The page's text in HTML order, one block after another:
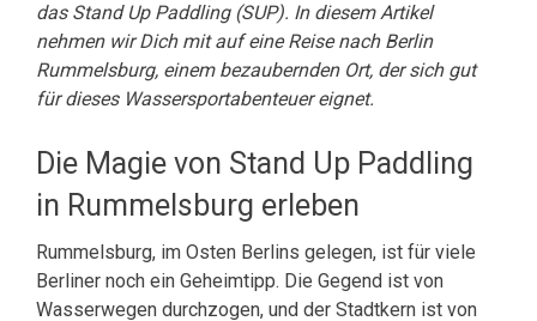
das Stand Up Paddling (SUP). In diesem Artikel
nehmen wir Dich mit auf eine Reise nach Berlin
Rummelsburg, einem bezaubernden Ort, der sich gut
für dieses Wassersportabenteuer eignet.
Die Magie von Stand Up Paddling
in Rummelsburg erleben
Rummelsburg, im Osten Berlins gelegen, ist für viele
Berliner noch ein Geheimtipp. Die Gegend ist von
Wasserwegen durchzogen, und der Stadtkern ist von